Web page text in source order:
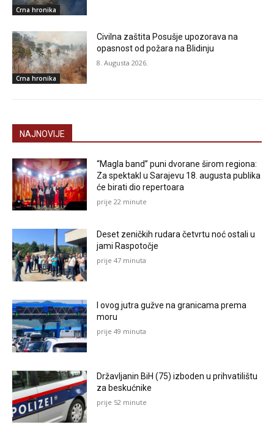
Crna hronika
Crna hronika
Civilna zaštita Posušje upozorava na
opasnost od požara na Blidinju
8. Augusta 2026.
NAJNOVIJE
“Magla band” puni dvorane širom regiona:
Za spektakl u Sarajevu 18. augusta publika
će birati dio repertoara
prije 22 minute
Deset zeničkih rudara četvrtu noć ostali u
jami Raspotočje
prije 47 minuta
I ovog jutra gužve na granicama prema
moru
prije 49 minuta
Državljanin BiH (75) izboden u prihvatilištu
za beskućnike
prije 52 minute